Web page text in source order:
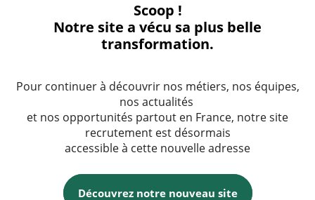
Scoop !
Notre site a vécu sa plus belle
transformation.
Pour continuer à découvrir nos métiers, nos équipes,
nos actualités
et nos opportunités partout en France, notre site
recrutement est désormais
accessible à cette nouvelle adresse
Découvrez notre nouveau site